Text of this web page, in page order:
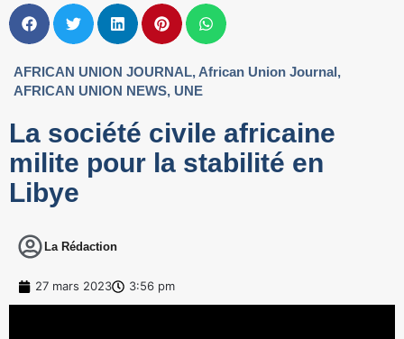
AFRICAN UNION JOURNAL, African Union Journal,
AFRICAN UNION NEWS, UNE
La société civile africaine
milite pour la stabilité en
Libye
La Rédaction
27 mars 2023 3:56 pm